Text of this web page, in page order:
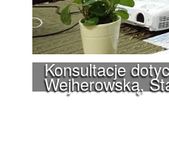
Konsultacje
Wejherowską,